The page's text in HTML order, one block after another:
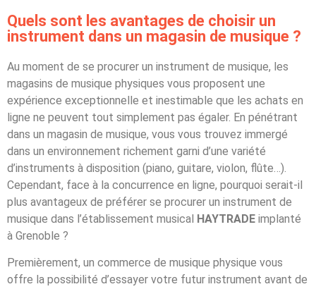
Quels sont les avantages de choisir un
instrument dans un magasin de musique ?
Au moment de se procurer un instrument de musique, les
magasins de musique physiques vous proposent une
expérience exceptionnelle et inestimable que les achats en
ligne ne peuvent tout simplement pas égaler. En pénétrant
dans un magasin de musique, vous vous trouvez immergé
dans un environnement richement garni d’une variété
d’instruments à disposition (piano, guitare, violon, flûte…).
Cependant, face à la concurrence en ligne, pourquoi serait-il
plus avantageux de préférer se procurer un instrument de
musique dans l’établissement musical HAYTRADE implanté
à Grenoble ?
Premièrement, un commerce de musique physique vous
offre la possibilité d’essayer votre futur instrument avant de